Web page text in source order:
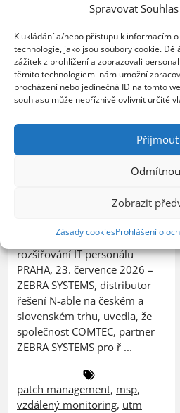
Spravovat
K ukládání a/nebo přístupu k informacím
technologie, jako jsou soubory cookie.
zážitek z prohlížení a zobrazovali
těmito technologiemi nám umožní
procházení nebo jedinečná ID na tomto
souhlasu může nepříznivě ovlivnit určité
Příjmout
Zobrazit
Zásady cookiesProhlášení o
ZEBRA SYSTEMS:
společnost COMTEC
s řešením N-able N-
central
Poskytovatel MSP služeb
zákazníků bez nutnosti
rozšiřování IT personálu
PRAHA, 23. července 2026 –
ZEBRA SYSTEMS, distributor
řešení N-able na českém a
slovenském trhu, uvedla, že
společnost COMTEC, partner
ZEBRA SYSTEMS pro ř ...
patch management, msp,
vzdálený monitoring, utm